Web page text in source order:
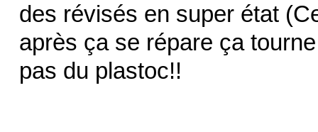
des révisés en super état
après ça se répare ça
pas du plastoc!!